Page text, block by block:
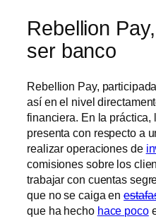
Rebellion
ser banco
Rebellion Pay,
así en el nivel
financiera. En la
presenta con respecto a
realizar operaciones de
comisiones sobre los
trabajar con cuentas
que no se caiga en
que ha hecho hace poco